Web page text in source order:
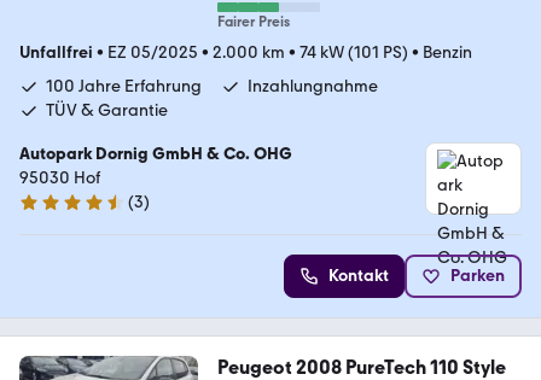
Fairer Preis
Unfallfrei • EZ 05/2025 • 2.000 km • 74 kW (101 PS) • Benzin
100 Jahre Erfahrung
Inzahlungnahme
TÜV & Garantie
Autopark Dornig GmbH & Co. OHG
95030 Hof
4.7 Sterne
(3)
Kontakt Parken
Peugeot 2008 PureTech 110 Style